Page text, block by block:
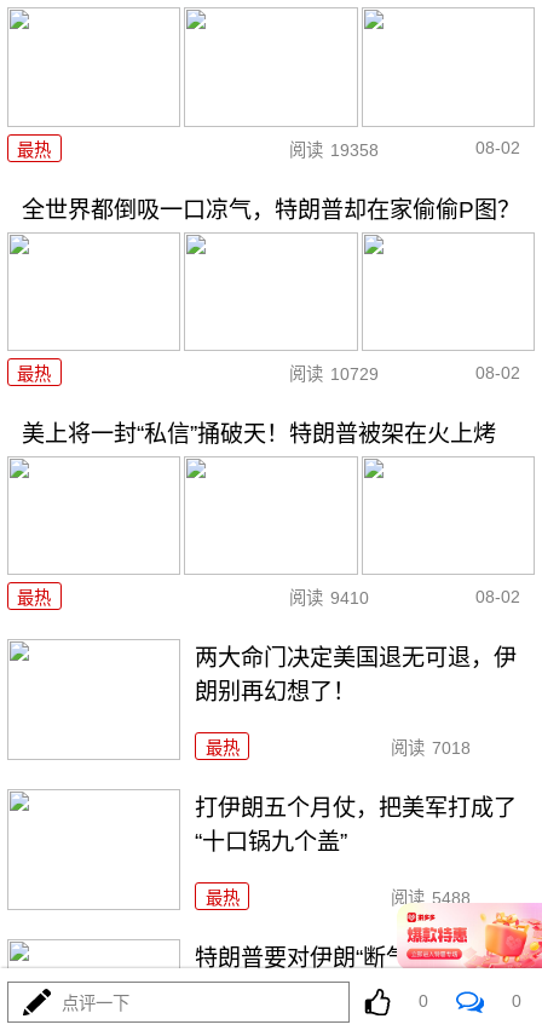
最热 阅读 19358 08-02
全世界都倒吸一口凉气，特朗普却在家偷偷P图？
最热 阅读 10729 08-02
美上将一封“私信”捅破天！特朗普被架在火上烤
最热 阅读 9410 08-02
两大命门决定美国退无可退，伊
朗别再幻想了！
最热 阅读 7018
打伊朗五个月仗，把美军打成了
“十口锅九个盖”
最热 阅读 5488
特朗普要对伊朗“断气断电”？这豪
点评一下 0 0